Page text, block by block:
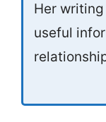
Her
useful